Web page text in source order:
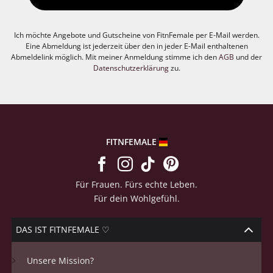
Ich möchte Angebote und Gutscheine von FitnFemale per E-Mail werden.
Eine Abmeldung ist jederzeit über den in jeder E-Mail enthaltenen
Abmeldelink möglich. Mit meiner Anmeldung stimme ich den AGB und der
Datenschutzerklärungzu.
FITNFEMALE
Für Frauen. Fürs echte Leben.
Für dein Wohlgefühl.
DAS IST FITNFEMALE ♡
Unsere Mission?